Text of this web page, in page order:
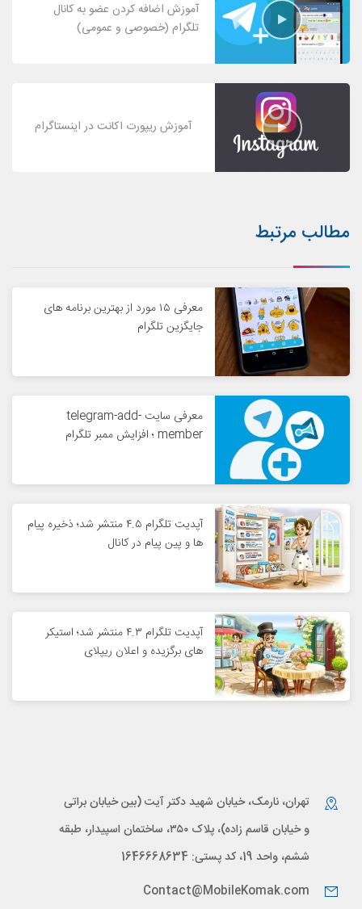
آموزش اضافه کردن عضو به کانال
تلگرام (خصوصی و عمومی)
آموزش ریپورت اکانت در اینستاگرام
مطالب مرتبط
معرفی ۱۵ مورد از بهترین برنامه های
جایگزین تلگرام
معرفی سایت telegram-add-
member ؛ افزایش ممبر تلگرام
آپدیت تلگرام ۴.۵ منتشر شد؛ ذخیره پیام
ها و پین پیام در کانال
آپدیت تلگرام ۴.۳ منتشر شد؛ استیکر
های برگزیده و اعلان ریپلای
تهران، نارمک، خیابان شهید دکتر آیت (بین خیابان براتی
و خیابان قاسم زاده)، پلاک ۳۵۰، ساختمان اسپیدار، طبقه
ششم، واحد 19، کد پستی: 1646668634
Contact@MobileKomak.com